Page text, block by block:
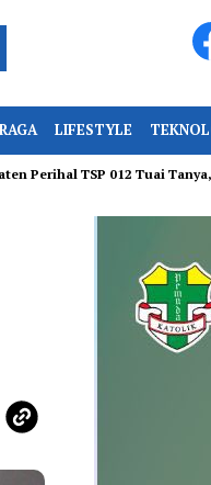
LIFESTYLE
012 Tuai Tanya, Ketua